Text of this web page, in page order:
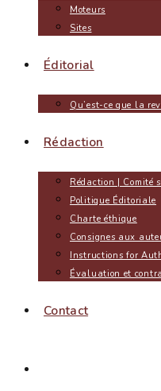
Moteurs
Sites
Éditorial
Qu’est-ce que la
Rédaction
Rédaction | Comité
Politique Éditoriale
Charte éthique
Consignes aux
Instructions for
Évaluation et
Contact